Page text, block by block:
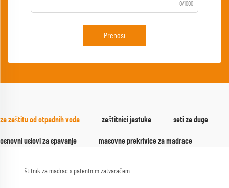
0/1000
Prenosi
za zaštitu od otpadnih voda zaštitnici jastuka seti za duge
osnovni uslovi za spavanje masovne prekrivice za madrace
štitnik za madrac s patentnim zatvaračem